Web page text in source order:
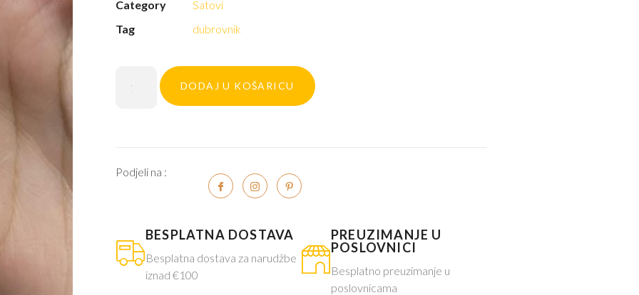
Category
Satovi
Tag
dubrovnik
DODAJ U KOŠARICU
Podjeli na :
BESPLATNA DOSTAVA
Besplatna dostava za narudžbe
iznad €100
PREUZIMANJE U
POSLOVNICI
Besplatno preuzimanje u
poslovnicama